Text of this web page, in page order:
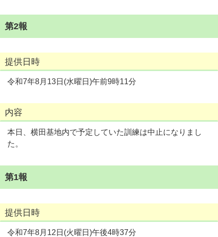
第2報
提供日時
令和7年8月13日(水曜日)午前9時11分
内容
本日、横田基地内で予定していた訓練は中止になりまし
た。
第1報
提供日時
令和7年8月12日(火曜日)午後4時37分